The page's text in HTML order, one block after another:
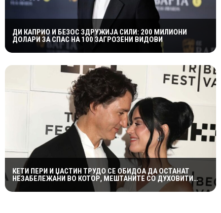
ДИ КАПРИО И БЕЗОС ЗДРУЖИЈА СИЛИ: 200 МИЛИОНИ
ДОЛАРИ ЗА СПАС НА 100 ЗАГРОЗЕНИ ВИДОВИ
КЕТИ ПЕРИ И ЏАСТИН ТРУДО СЕ ОБИДОА ДА ОСТАНАТ
НЕЗАБЕЛЕЖАНИ ВО КОТОР, МЕШТАНИТЕ СО ДУХОВИТИ
РЕАКЦИИ: „НИКОЈ НЕ БИ ГИ ПРЕПОЗНАЛ“